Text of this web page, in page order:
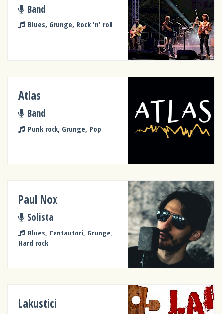
Band
Blues, Grunge, Rock 'n' roll
Atlas
Band
Punk rock, Grunge, Pop
Paul Nox
Solista
Blues, Cantautori, Grunge,
Hard rock
Lakustici